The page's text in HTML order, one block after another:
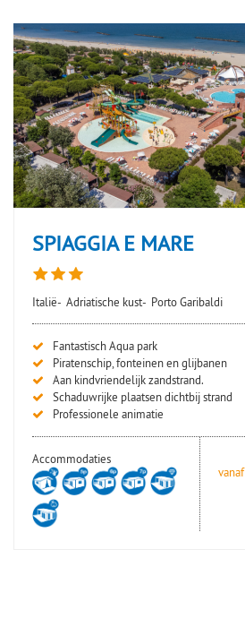
SPIAGGIA E MARE
Italië- Adriatische kust- Porto Garibaldi
Fantastisch Aqua park
Piratenschip, fonteinen en glijbanen
Aan kindvriendelijk zandstrand.
Schaduwrijke plaatsen dichtbij strand
Professionele animatie
Accommodaties
vanaf